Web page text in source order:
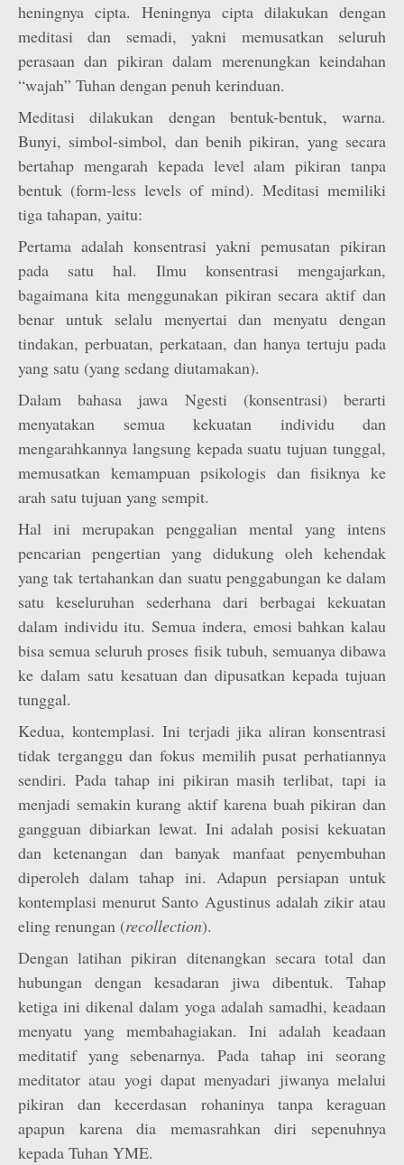
heningnya cipta. Heningnya cipta dilakukan dengan
meditasi dan semadi, yakni memusatkan seluruh
perasaan dan pikiran dalam merenungkan keindahan
“wajah” Tuhan dengan penuh kerinduan.
Meditasi dilakukan dengan bentuk-bentuk, warna.
Bunyi, simbol-simbol, dan benih pikiran, yang secara
bertahap mengarah kepada level alam pikiran tanpa
bentuk (form-less levels of mind). Meditasi memiliki
tiga tahapan, yaitu:
Pertama adalah konsentrasi yakni pemusatan pikiran
pada satu hal. Ilmu konsentrasi mengajarkan,
bagaimana kita menggunakan pikiran secara aktif dan
benar untuk selalu menyertai dan menyatu dengan
tindakan, perbuatan, perkataan, dan hanya tertuju pada
yang satu (yang sedang diutamakan).
Dalam bahasa jawa Ngesti (konsentrasi) berarti
menyatakan semua kekuatan individu dan
mengarahkannya langsung kepada suatu tujuan tunggal,
memusatkan kemampuan psikologis dan fisiknya ke
arah satu tujuan yang sempit.
Hal ini merupakan penggalian mental yang intens
pencarian pengertian yang didukung oleh kehendak
yang tak tertahankan dan suatu penggabungan ke dalam
satu keseluruhan sederhana dari berbagai kekuatan
dalam individu itu. Semua indera, emosi bahkan kalau
bisa semua seluruh proses fisik tubuh, semuanya dibawa
ke dalam satu kesatuan dan dipusatkan kepada tujuan
tunggal.
Kedua, kontemplasi. Ini terjadi jika aliran konsentrasi
tidak terganggu dan fokus memilih pusat perhatiannya
sendiri. Pada tahap ini pikiran masih terlibat, tapi ia
menjadi semakin kurang aktif karena buah pikiran dan
gangguan dibiarkan lewat. Ini adalah posisi kekuatan
dan ketenangan dan banyak manfaat penyembuhan
diperoleh dalam tahap ini. Adapun persiapan untuk
kontemplasi menurut Santo Agustinus adalah zikir atau
eling renungan (recollection).
Dengan latihan pikiran ditenangkan secara total dan
hubungan dengan kesadaran jiwa dibentuk. Tahap
ketiga ini dikenal dalam yoga adalah samadhi, keadaan
menyatu yang membahagiakan. Ini adalah keadaan
meditatif yang sebenarnya. Pada tahap ini seorang
meditator atau yogi dapat menyadari jiwanya melalui
pikiran dan kecerdasan rohaninya tanpa keraguan
apapun karena dia memasrahkan diri sepenuhnya
kepada Tuhan YME.